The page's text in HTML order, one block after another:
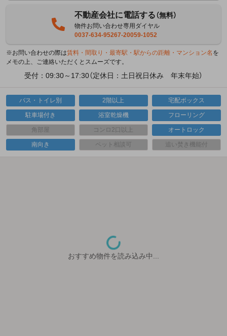
不動産会社に電話する（無料）
物件お問い合わせ専用ダイヤル
0037-634-95267-20059-1052
※お問い合わせの際は賃料・間取り・最寄駅・駅からの距離・マンション名 を
メモの上、ご連絡いただくとスムーズです。
受付：09:30～17:30（定休日：土日祝日休み 年末年始）
バス・トイレ別 2階以上 宅配ボックス
駐車場付き 浴室乾燥機 フローリング
角部屋 コンロ2口以上 オートロック
南向き ペット相談可 追い焚き機能付
おすすめ物件を読み込み中...